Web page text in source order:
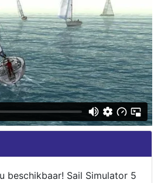
beschikbaar! Sail Simulator 5